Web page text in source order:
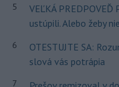
5
VEĽKÁ PREDPOVEĎ
ustúpili. Alebo žeby
6
OTESTUJTE SA:
slová vás potrápia
7